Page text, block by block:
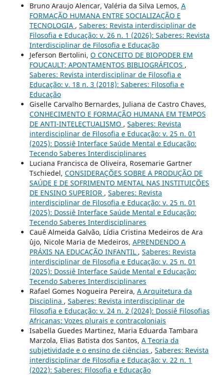
Bruno Araujo Alencar, Valéria da Silva Lemos, A
FORMAÇÃO HUMANA ENTRE SOCIALIZAÇÃO E
TECNOLOGIA , Saberes: Revista interdisciplinar de
Filosofia e Educação: v. 26 n. 1 (2026): Saberes: Revista
Interdisciplinar de Filosofia e Educação
Jeferson Bertolini, O CONCEITO DE BIOPODER EM
FOUCAULT: APONTAMENTOS BIBLIOGRÁFICOS ,
Saberes: Revista interdisciplinar de Filosofia e
Educação: v. 18 n. 3 (2018): Saberes: Filosofia e
Educação
Giselle Carvalho Bernardes, Juliana de Castro Chaves,
CONHECIMENTO E FORMAÇÃO HUMANA EM TEMPOS
DE ANTI-INTELECTUALISMO , Saberes: Revista
interdisciplinar de Filosofia e Educação: v. 25 n. 01
(2025): Dossiê Interface Saúde Mental e Educação:
Tecendo Saberes Interdisciplinares
Luciana Francisca de Oliveira, Rosemarie Gartner
Tschiedel, CONSIDERAÇÕES SOBRE A PRODUÇÃO DE
SAÚDE E DE SOFRIMENTO MENTAL NAS INSTITUIÇÕES
DE ENSINO SUPERIOR , Saberes: Revista
interdisciplinar de Filosofia e Educação: v. 25 n. 01
(2025): Dossiê Interface Saúde Mental e Educação:
Tecendo Saberes Interdisciplinares
Cauê Almeida Galvão, Lídia Cristina Medeiros de Ara
´´ujo, Nicole Maria de Medeiros, APRENDENDO A
PRÁXIS NA EDUCAÇÃO INFANTIL , Saberes: Revista
interdisciplinar de Filosofia e Educação: v. 25 n. 01
(2025): Dossiê Interface Saúde Mental e Educação:
Tecendo Saberes Interdisciplinares
Rafael Gomes Nogueira Pereira, A Arquitetura da
Disciplina , Saberes: Revista interdisciplinar de
Filosofia e Educação: v. 24 n. 2 (2024): Dossiê Filosofias
Africanas: Vozes plurais e contracoloniais
Isabella Guedes Martinez, Maria Eduarda Tambara
Marzola, Elias Batista dos Santos, A Teoria da
subjetividade e o ensino de ciências , Saberes: Revista
interdisciplinar de Filosofia e Educação: v. 22 n. 1
(2022): Saberes: Filosofia e Educação